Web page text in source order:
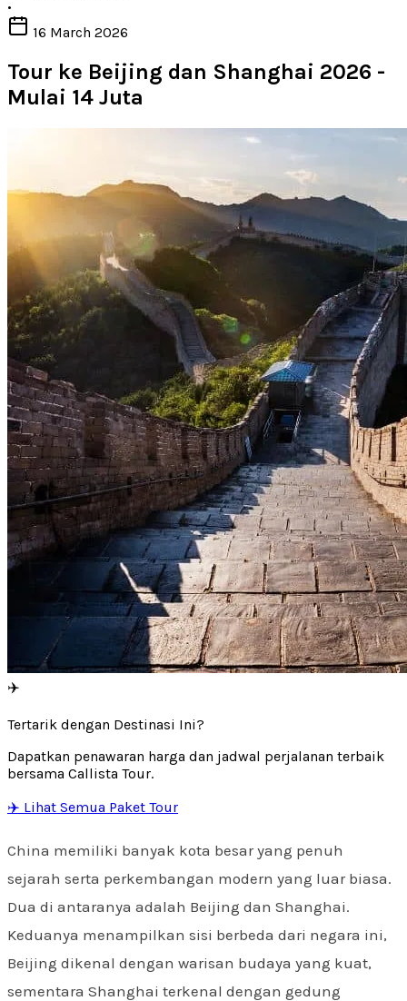
•
16 March 2026
Tour ke Beijing dan Shanghai 2026 -
Mulai 14 Juta
✈️
Tertarik dengan Destinasi Ini?
Dapatkan penawaran harga dan jadwal perjalanan terbaik
bersama Callista Tour.
✈️ Lihat Semua Paket Tour
China memiliki banyak kota besar yang penuh
sejarah serta perkembangan modern yang luar biasa.
Dua di antaranya adalah Beijing dan Shanghai.
Keduanya menampilkan sisi berbeda dari negara ini,
Beijing dikenal dengan warisan budaya yang kuat,
sementara Shanghai terkenal dengan gedung